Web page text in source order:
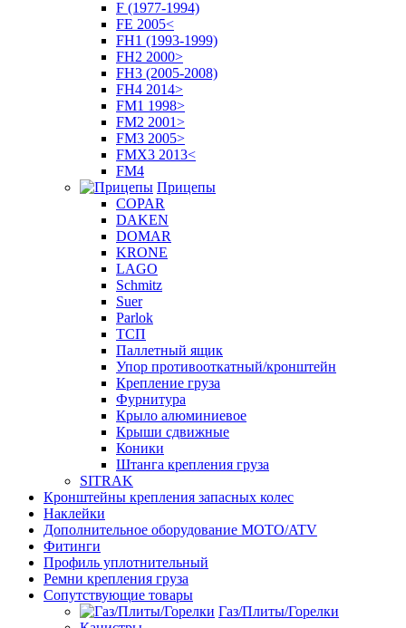
F (1977-1994)
FE 2005<
FH1 (1993-1999)
FH2 2000>
FH3 (2005-2008)
FH4 2014>
FM1 1998>
FM2 2001>
FM3 2005>
FMX3 2013<
FM4
Прицепы
COPAR
DAKEN
DOMAR
KRONE
LAGO
Schmitz
Suer
Parlok
ТСП
Паллетный ящик
Упор противооткатный/кронштейн
Крепление груза
Фурнитура
Крыло алюминиевое
Крыши сдвижные
Коники
Штанга крепления груза
SITRAK
Кронштейны крепления запасных колес
Наклейки
Дополнительное оборудование MOTO/ATV
Фитинги
Профиль уплотнительный
Ремни крепления груза
Сопутствующие товары
Газ/Плиты/Горелки